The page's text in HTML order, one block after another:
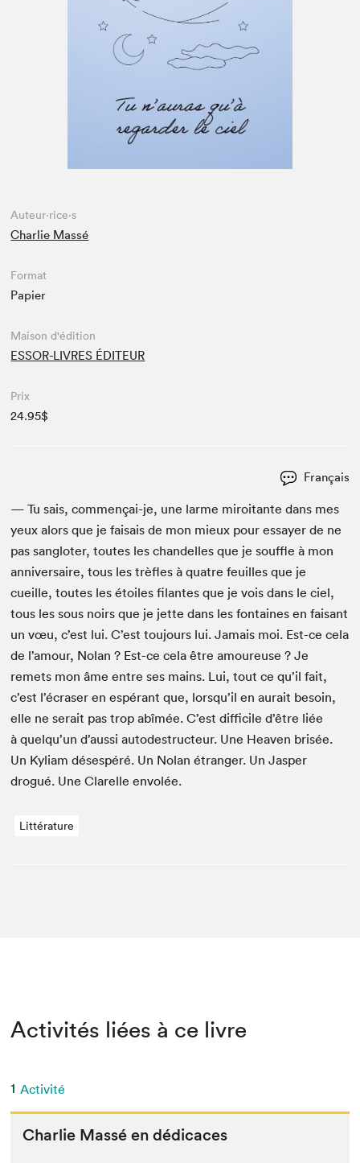
Espace médias
Auteur·rice·s
Charlie Massé
Format
Papier
Maison d'édition
ESSOR-LIVRES ÉDITEUR
Prix
24.95$
Français
— Tu sais, com­mençai-je, une larme miroi­tante dans mes
yeux alors que je fai­sais de mon mieux pour essay­er de ne
pas san­glot­er, toutes les chan­delles que je souf­fle à mon
anniver­saire, tous les trèfles à qua­tre feuilles que je
cueille, toutes les étoiles filantes que je vois dans le ciel,
tous les sous noirs que je jette dans les fontaines en faisant
un vœu, c’est lui. C’est tou­jours lui. Jamais moi. Est-ce cela
de l’amour, Nolan ? Est-ce cela être amoureuse ? Je
remets mon âme entre ses mains. Lui, tout ce qu’il fait,
c’est l’écraser en espérant que, lorsqu’il en aurait besoin,
elle ne serait pas trop abîmée. C’est dif­fi­cile d’être liée
à quelqu’un d’aussi autode­struc­teur. Une Heav­en brisée.
Un Kyliam dés­espéré. Un Nolan étranger. Un Jasper
drogué. Une Clarelle envolée.
Littérature
Activités liées à ce livre
1 Activité
Char­lie Massé en dédicaces